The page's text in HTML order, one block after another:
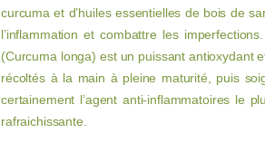
curcuma et d’huiles essentielles de bois de
l’inflammation et combattre les
(Curcuma longa) est un puissant antioxydant
récoltés à la main à pleine maturité, puis
certainement l’agent anti-inflammatoires le
rafraichissante.